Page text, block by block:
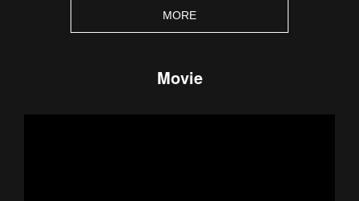
MORE
Movie